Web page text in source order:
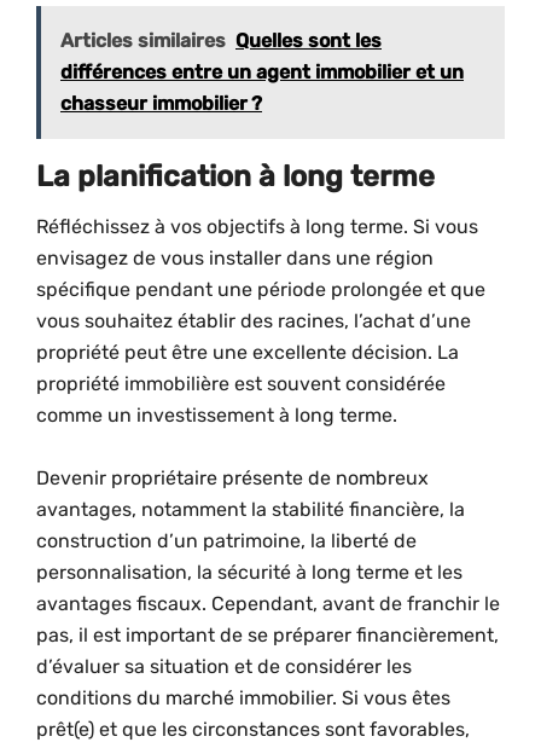
Articles similaires Quelles sont les
différences entre un agent immobilier et un
chasseur immobilier ?
La planification à long terme
Réfléchissez à vos objectifs à long terme. Si vous
envisagez de vous installer dans une région
spécifique pendant une période prolongée et que
vous souhaitez établir des racines, l’achat d’une
propriété peut être une excellente décision. La
propriété immobilière est souvent considérée
comme un investissement à long terme.
Devenir propriétaire présente de nombreux
avantages, notamment la stabilité financière, la
construction d’un patrimoine, la liberté de
personnalisation, la sécurité à long terme et les
avantages fiscaux. Cependant, avant de franchir le
pas, il est important de se préparer financièrement,
d’évaluer sa situation et de considérer les
conditions du marché immobilier. Si vous êtes
prêt(e) et que les circonstances sont favorables,